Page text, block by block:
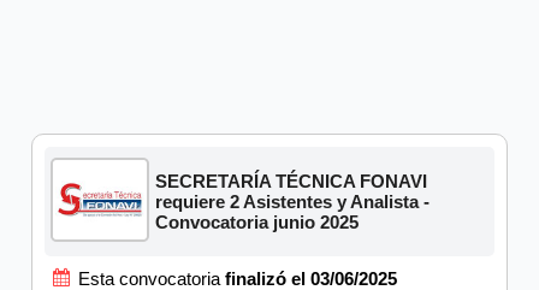
SECRETARÍA TÉCNICA FONAVI
requiere 2 Asistentes y Analista -
Convocatoria junio 2025
Esta convocatoria finalizó el 03/06/2025